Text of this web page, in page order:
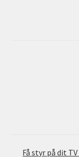
Få styr på dit